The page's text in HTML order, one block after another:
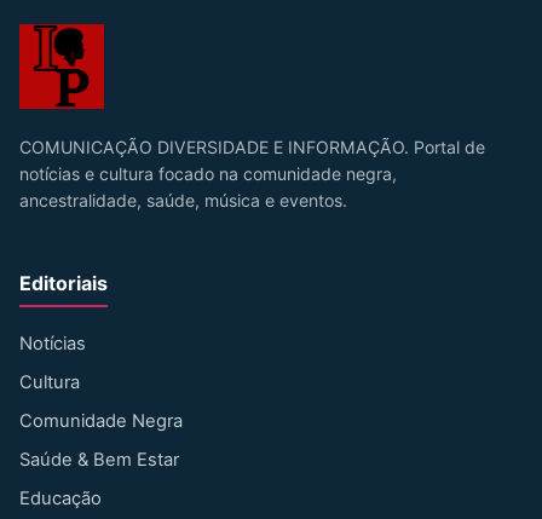
COMUNICAÇÃO DIVERSIDADE E INFORMAÇÃO. Portal de
notícias e cultura focado na comunidade negra,
ancestralidade, saúde, música e eventos.
Editoriais
Notícias
Cultura
Comunidade Negra
Saúde & Bem Estar
Educação